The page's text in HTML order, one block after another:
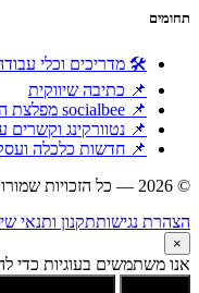
תחומים
🛠 מדריכים וכלי
📌 כתיבה שיווקית
📌 socialbee מפלצת המדיה
📌 נטוורקינג וקשרים
📌 חדשות כלכלה
© 2026 — כל הזכויות שמורות
הצהרת נגישותתקנון ותנאי
×
אנו משתמשים בעוגיות כדי